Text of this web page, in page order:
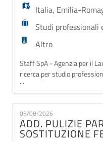
PT
Italia, Emilia-
Studi professionali
Altro
Staff SpA - Agenzia per il
ricerca per studio
IMPIEGATO/A CONTABILE
contratto iniziale in stage
continua, a scopo
1500/1600 lordi La risorsa
del settore e darà supporto
...
05/08/2026
ADD. PULIZIE
SOSTITUZIONE